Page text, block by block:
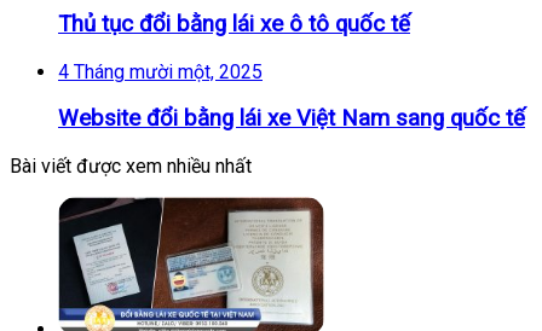
Thủ tục đổi bằng lái xe ô tô quốc tế
4 Tháng mười một, 2025
Website đổi bằng lái xe Việt Nam sang quốc tế
Bài viết được xem nhiều nhất